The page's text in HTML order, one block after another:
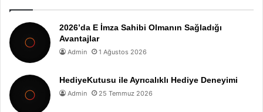
2026’da E İmza Sahibi Olmanın Sağladığı
Avantajlar
Admin 1 Ağustos 2026
HediyeKutusu ile Ayrıcalıklı Hediye Deneyimi
Admin 25 Temmuz 2026